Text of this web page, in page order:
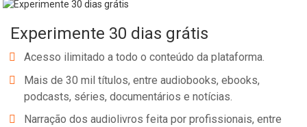
Experimente 30 dias grátis
Acesso ilimitado a todo o conteúdo da plataforma.
Mais de 30 mil títulos, entre audiobooks, ebooks,
podcasts, séries, documentários e notícias.
Narração dos audiolivros feita por profissionais, entre